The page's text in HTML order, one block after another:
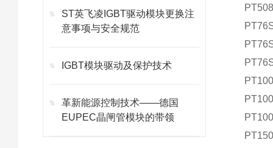
ST英飞凌IGBT驱动模块更换注
意事项与安全规范
IGBT模块驱动及保护技术
革新能源控制技术——德国
EUPEC晶闸管模块的带领